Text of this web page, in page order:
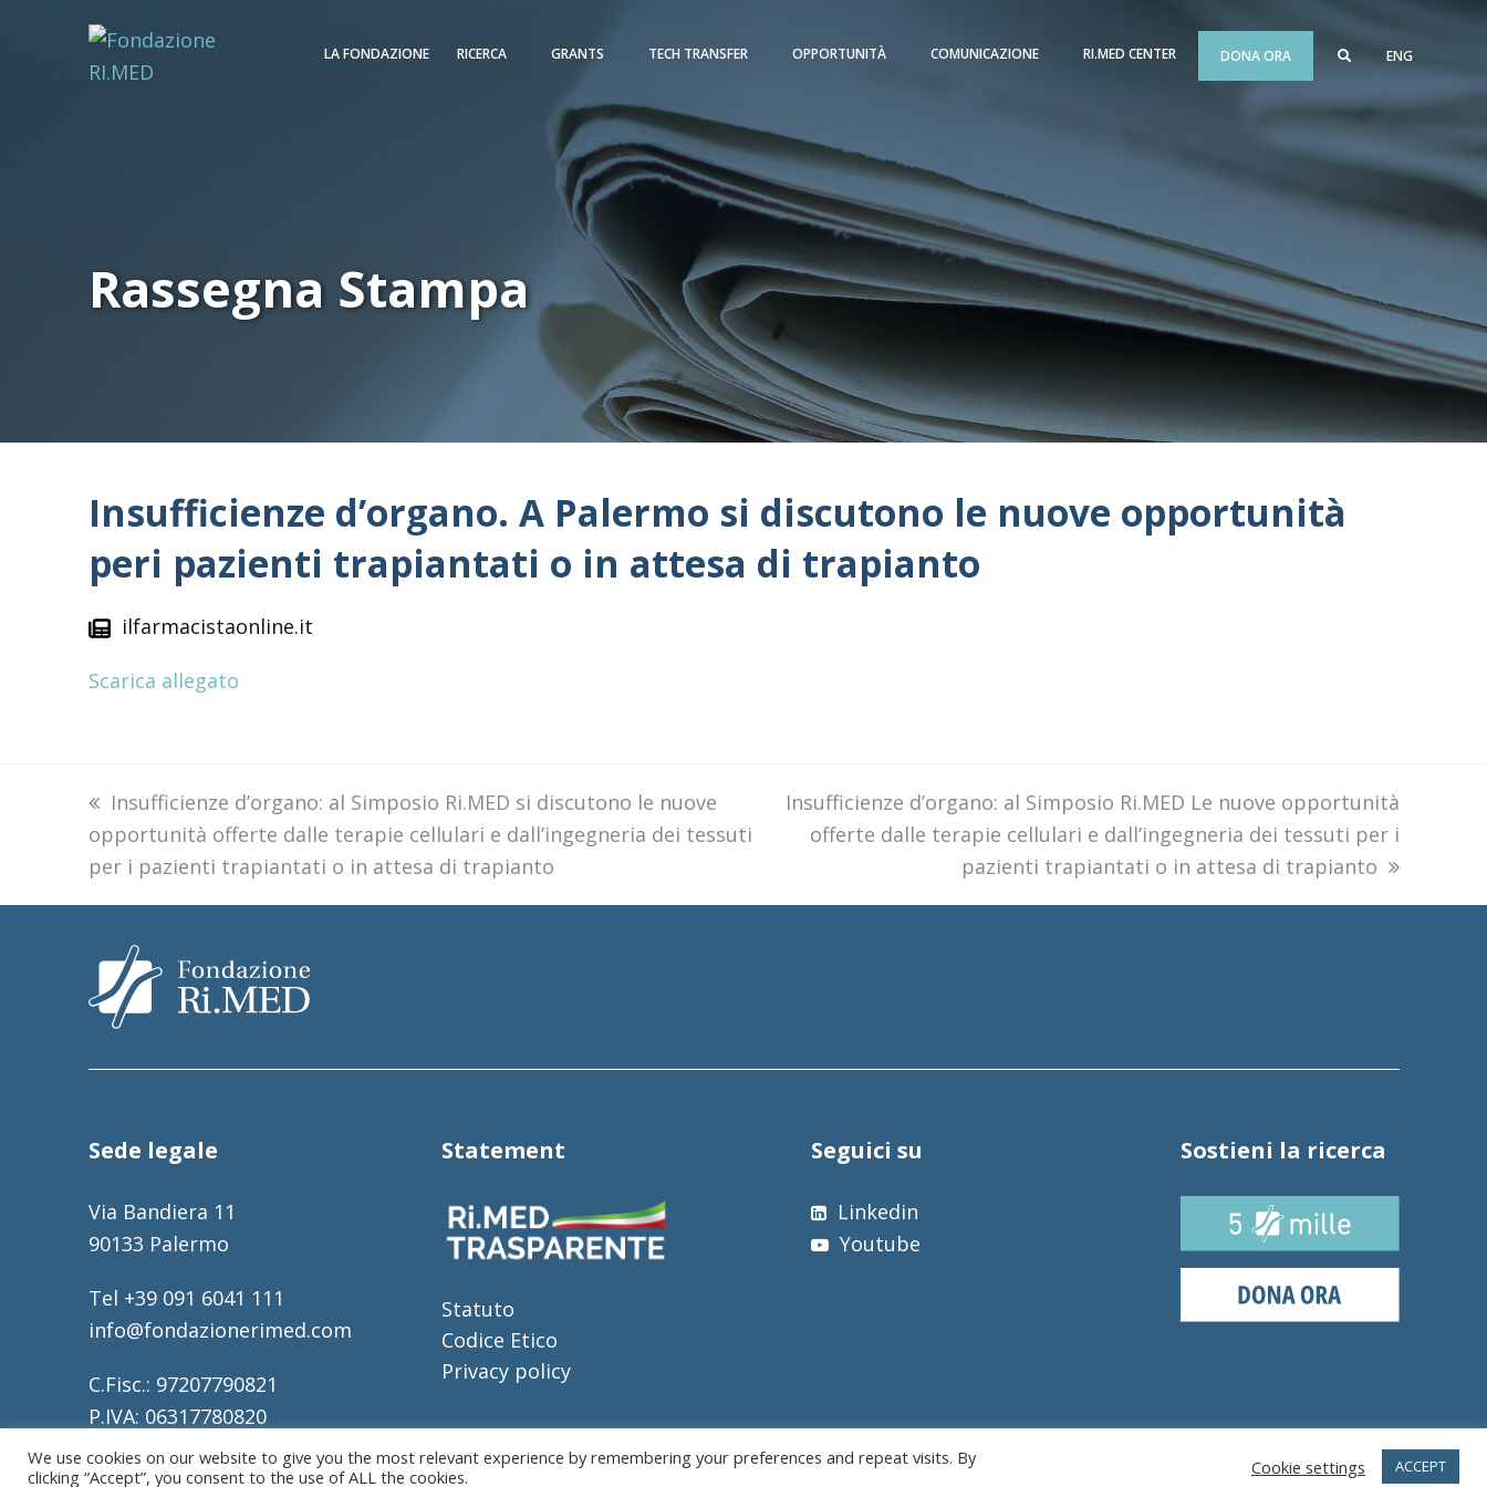
LA FONDAZIONE RICERCA GRANTS TECH TRANSFER OPPORTUNITÀ COMUNICAZIONE RI.MED CENTER DONA ORA ENG
Rassegna Stampa
Insufficienze d’organo. A Palermo si discutono le nuove opportunità
peri pazienti trapiantati o in attesa di trapianto
ilfarmacistaonline.it
Scarica allegato
previous
post:
Insufficienze d’organo: al Simposio Ri.MED si discutono le nuove
opportunità offerte dalle terapie cellulari e dall’ingegneria dei tessuti
per i pazienti trapiantati o in attesa di trapianto
next
post:
Insufficienze d’organo: al Simposio Ri.MED Le nuove opportunità
offerte dalle terapie cellulari e dall’ingegneria dei tessuti per i
pazienti trapiantati o in attesa di trapianto
Sede legale
Via Bandiera 11
90133 Palermo
Tel +39 091 6041 111
info@fondazionerimed.com
C.Fisc.: 97207790821
P.IVA: 06317780820
REA: 317196
Statement
Statuto
Codice Etico
Privacy policy
Seguici su
Linkedin
Youtube
Sostieni la ricerca
We use cookies on our website to give you the most relevant experience by remembering your preferences and repeat visits. By
clicking “Accept”, you consent to the use of ALL the cookies.
Cookie settings ACCEPT